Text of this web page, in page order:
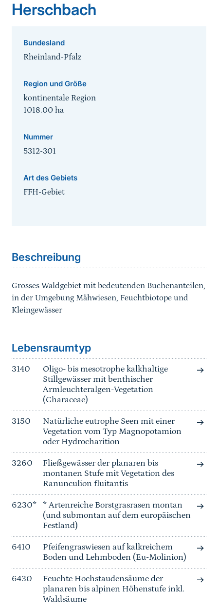
Herschbach
Bundesland
Rheinland-Pfalz
Region und Größe
kontinentale Region
1018.00 ha
Nummer
5312-301
Art des Gebiets
FFH-Gebiet
Beschreibung
Grosses Waldgebiet mit bedeutenden Buchenanteilen,
in der Umgebung Mähwiesen, Feuchtbiotope und
Kleingewässer
Lebensraumtyp
3140
Oligo- bis mesotrophe kalkhaltige
Stillgewässer mit benthischer
Armleuchteralgen-Vegetation
(Characeae)
3150
Natürliche eutrophe Seen mit einer
Vegetation vom Typ Magnopotamion
oder Hydrocharition
3260
Fließgewässer der planaren bis
montanen Stufe mit Vegetation des
Ranunculion fluitantis
6230*
* Artenreiche Borstgrasrasen montan
(und submontan auf dem europäischen
Festland)
6410
Pfeifengraswiesen auf kalkreichem
Boden und Lehmboden (Eu-Molinion)
6430
Feuchte Hochstaudensäume der
planaren bis alpinen Höhenstufe inkl.
Waldsäume